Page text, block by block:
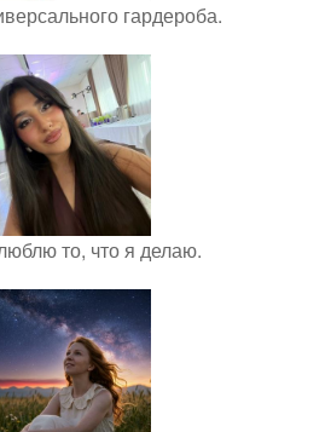
гардероба.
то, что я делаю.